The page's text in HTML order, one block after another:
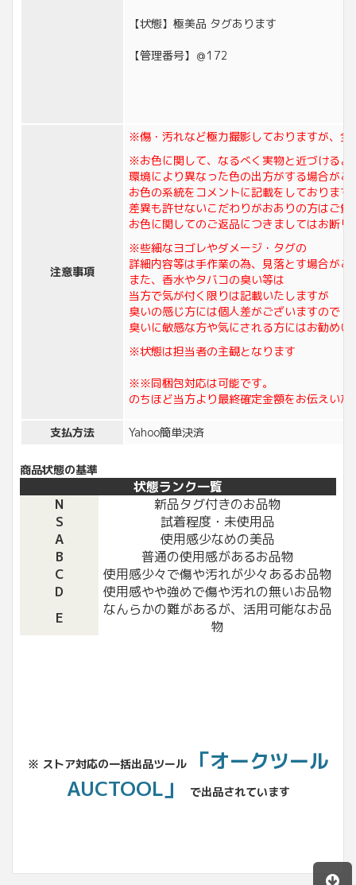
【状態】極美品 タグあります
【管理番号】＠172
注意事項
※傷・汚れなど極力撮影しておりますが、
※お色に関して、なるべく実物と近づけるよ
環境により異なった色の出方がする場合がご
お色の系統をコメントに記載をしておりま
差異も許せないこだわりがおありの方はご
お色に関してのご返品につきましてはお断り
※些細なヨゴレやダメージ・タグの
詳細内容等は手作業の為、見落とす場合がご
また、香水やタバコの臭い等は
当方で気が付く限りは記載いたしますが
臭いの感じ方には個人差がございますので
臭いに敏感な方や気にされる方にはお勧めい
※状態は担当者の主観となります
※※同梱包対応は可能です。
のちほど当方より最終確定金額をお伝えいた
支払方法 Yahoo簡単決済
商品状態の基準
状態ランク一覧
N
新品タグ付きのお品物
S
試着程度・未使用品
A
使用感少なめの美品
B
普通の使用感があるお品物
C
使用感少々で傷や汚れが少々あるお品物
D
使用感やや強めで傷や汚れの無いお品物
E
なんらかの難があるが、活用可能なお品
物
※ ストア対応の一括出品ツール
「オークツール
AUCTOOL」
で出品されています